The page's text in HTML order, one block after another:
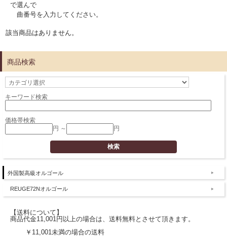
で選んで
曲番号を入力してください。
該当商品はありません。
商品検索
キーワード検索
価格帯検索
円 ～
円
外国製高級オルゴール
REUGE72Nオルゴール
【送料について】
商品代金11,001円以上の場合は、送料無料とさせて頂きます。
￥11,001未満の場合の送料